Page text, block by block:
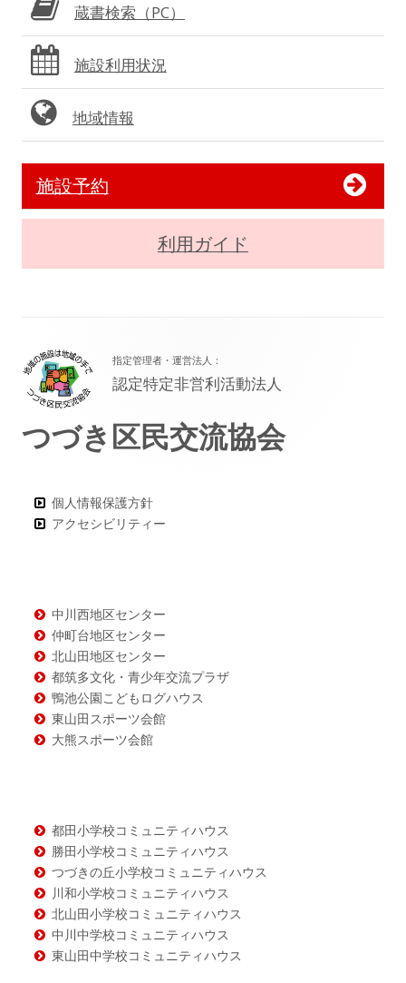
蔵書検索（PC）
施設利用状況
地域情報
施設予約
利用ガイド
ッ
タ
ー・
ン
テ
指定管理者・運営法人：
認定特定非営利活動法人
つづき区民交流協会
個人情報保護方針
アクセシビリティー
中川西地区センター
仲町台地区センター
北山田地区センター
都筑多文化・青少年交流プラザ
鴨池公園こどもログハウス
東山田スポーツ会館
大熊スポーツ会館
都田小学校コミュニティハウス
勝田小学校コミュニティハウス
つづきの丘小学校コミュニティハウス
川和小学校コミュニティハウス
北山田小学校コミュニティハウス
中川中学校コミュニティハウス
東山田中学校コミュニティハウス